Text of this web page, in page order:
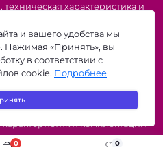
0
0
характеристика и
указанных товаров и
к нашим менеджерам по
почте. Описание и
информационный характер и
документации производителя.
за собой права на
и комплектации
не уведомляя продавцов и
и вашего удобства мы
Нажимая «Принять», вы
в соответствии с
cookie. Подробнее